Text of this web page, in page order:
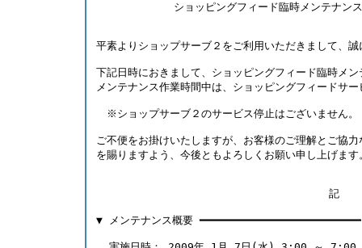
ショッピングフィード臨時メンテナン
平素よりショップサーブ２をご利用いただきまして、
下記日時におきまして、ショッピングフィード臨時メ
メンテナンス作業時間中は、ショッピングフィードサ
※ショップサーブ２のサービス停止はございません
ご不便をお掛けいたしますが、お客様のご理解とご協
を賜りますよう、今後ともよろしくお願い申し上げま
                                    記
▼ メンテナンス概要